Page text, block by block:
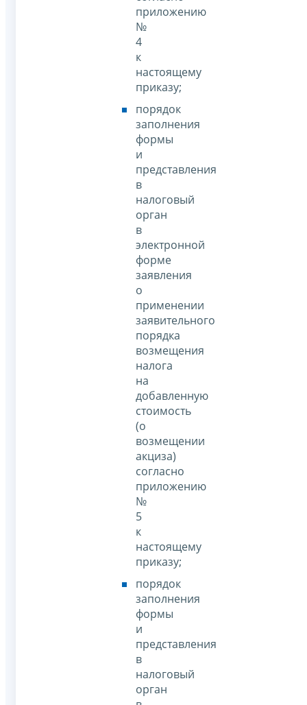
приложению
№
4
к
настоящему
приказу;
порядок
заполнения
формы
и
представления
в
налоговый
орган
в
электронной
форме
заявления
о
применении
заявительного
порядка
возмещения
налога
на
добавленную
стоимость
(о
возмещении
акциза)
согласно
приложению
№
5
к
настоящему
приказу;
порядок
заполнения
формы
и
представления
в
налоговый
орган